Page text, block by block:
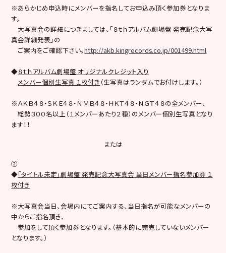
※あらかじめ申込時にメンバーを指名してお申込み頂く参加券となりま
す。
大写真会の詳細につきましては、「８ｔｈアルバム劇場盤 発売記念大写
真会詳細発表」の
ご案内をご確認下さい。http://akb.kingrecords.co.jp/001499.html
◆８ｔｈアルバム劇場盤 オリジナルクレジット入り
メンバー個別生写真 １枚付き （生写真はランダムでお付けします。）
※ＡＫＢ４８・ＳＫＥ４８・ＮＭＢ４８・ＨＫＴ４８・ＮＧＴ４８の全メンバー、
総勢３００名以上（１メンバーあたり２種）のメンバー個別生写真となり
ます！！
または
②
◆「タイトル未定」劇場盤 発売記念大写真会 当日メンバー指名参加券 １
枚付き
※大写真会当日、会場内にてご案内する、当日指名が可能なメンバーの
中からご指名頂き、
参加をして頂く参加券となります。（基本的に完売していないメンバー
となります。）